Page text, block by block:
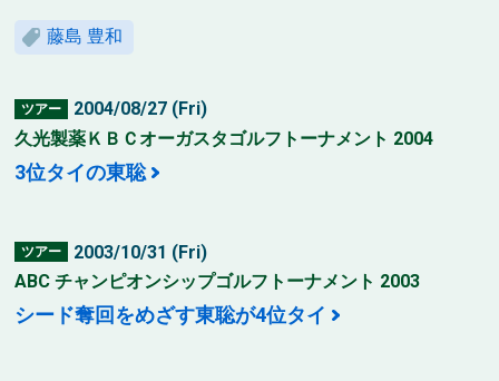
藤島 豊和
ツアー
2004/08/27 (Fri)
久光製薬ＫＢＣオーガスタゴルフトーナメント 2004
3位タイの東聡
ツアー
2003/10/31 (Fri)
ABC チャンピオンシップゴルフトーナメント 2003
シード奪回をめざす東聡が4位タイ